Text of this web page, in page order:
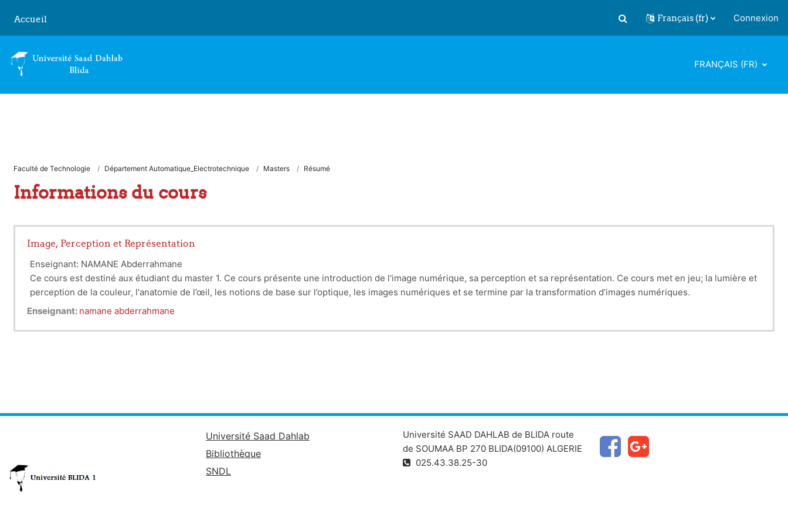
Accueil
Activer/désactiver la saisie de
Français ‎(fr)‎ Connexion
FRANÇAIS ‎(FR)‎
Faculté de Technologie Département Automatique_Electrotechnique Masters Résumé
Informations du cours
Image, Perception et Représentation
Enseignant: NAMANE Abderrahmane
Ce cours est destiné aux étudiant du master 1. Ce cours présente une introduction de l'image numérique, sa perception et sa représentation. Ce cours met en jeu; la lumière et
perception de la couleur, l'anatomie de l’œil, les notions de base sur l’optique, les images numériques et se termine par la transformation d’images numériques.
Enseignant: namane abderrahmane
Université Saad Dahlab
Bibliothèque
SNDL
Université SAAD DAHLAB de BLIDA route
de SOUMAA BP 270 BLIDA(09100) ALGERIE
025.43.38.25-30